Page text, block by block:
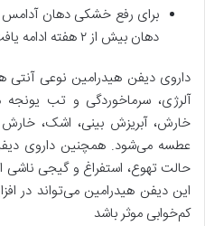
برای‌ رفع‌ خشکی‌ دهان‌ آدامس‌
دهان‌ بیش‌ از ۲ هفته‌ ادامه‌ یافت‌ با پزشکتان‌ مشورت‌ کنید.
داروی دیفن هیدرامین نوعی
آلرژی، سرماخوردگی و تب
خارش، آبریزش بینی، اشک،
عطسه می‌شود. همچنین داروی
حالت تهوع، استفراغ و گیجی ناشی
این دیفن هیدرامین می‌تواند در
کم‌خوابی موثر باشد